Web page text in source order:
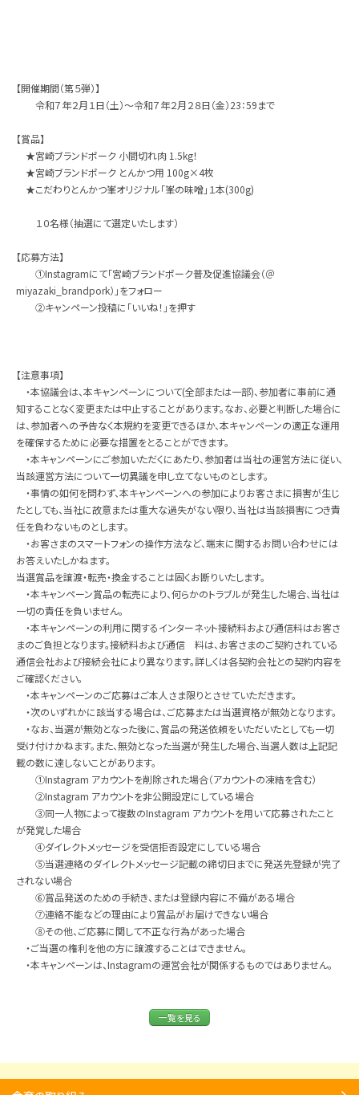
【開催期間（第５弾）】
令和７年２月１日（土）～令和７年２月２８日（金）23：59まで
【賞品】
★宮崎ブランドポーク 小間切れ肉 1.5kg！
★宮崎ブランドポーク とんかつ用 100g×4枚
★こだわりとんかつ峯オリジナル「峯の味噌」１本(300g)
１０名様（抽選にて選定いたします）
【応募方法】
①Instagramにて「宮崎ブランドポーク普及促進協議会（＠
miyazaki_brandpork）」をフォロー
②キャンペーン投稿に「いいね！」を押す
【注意事項】
・本協議会は、本キャンペーンについて(全部または⼀部)、参加者に事前に通
知することなく変更または中⽌することがあります。なお、必要と判断した場合に
は、参加者への予告なく本規約を変更できるほか、本キャンペーンの適正な運⽤
を確保するために必要な措置をとることができます。
・本キャンペーンにご参加いただくにあたり、参加者は当社の運営⽅法に従い、
当該運営⽅法について⼀切異議を申し⽴てないものとします。
・事情の如何を問わず、本キャンペーンへの参加によりお客さまに損害が⽣じ
たとしても、当社に故意または重⼤な過失がない限り、当社は当該損害につき責
任を負わないものとします。
・お客さまのスマートフォンの操作⽅法など、端末に関するお問い合わせには
お答えいたしかねます。
当選賞品を譲渡・転売・換⾦することは固くお断りいたします。
・本キャンペーン賞品の転売により、何らかのトラブルが発⽣した場合、当社は
⼀切の責任を負いません。
・本キャンペーンの利⽤に関するインターネット接続料および通信料はお客さ
まのご負担となります。接続料および通信 料は、お客さまのご契約されている
通信会社および接続会社により異なります。詳しくは各契約会社との契約内容を
ご確認ください。
・本キャンペーンのご応募はご本⼈さま限りとさせていただきます。
・次のいずれかに該当する場合は、ご応募または当選資格が無効となります。
・なお、当選が無効となった後に、賞品の発送依頼をいただいたとしても⼀切
受け付けかねます。また、無効となった当選が発⽣した場合、当選⼈数は上記記
載の数に達しないことがあります。
①Instagram アカウントを削除された場合（アカウントの凍結を含む）
②Instagram アカウントを⾮公開設定にしている場合
③同⼀⼈物によって複数のInstagram アカウントを⽤いて応募されたこと
が発覚した場合
④ダイレクトメッセージを受信拒否設定にしている場合
⑤当選連絡のダイレクトメッセージ記載の締切⽇までに発送先登録が完了
されない場合
⑥賞品発送のための⼿続き、または登録内容に不備がある場合
⑦連絡不能などの理由により賞品がお届けできない場合
⑧その他、ご応募に関して不正な⾏為があった場合
・ご当選の権利を他の⽅に譲渡することはできません。
・本キャンペーンは、Instagramの運営会社が関係するものではありません。
一覧を見る